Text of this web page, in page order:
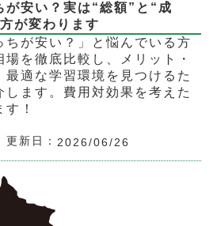
が安い？実は“総額”と“成
が変わります
ちが安い？」と悩んでいる方
を徹底比較し、メリット・
最適な学習環境を見つけるた
ます。費用対効果を考えた
！
更新日： 2026/06/26